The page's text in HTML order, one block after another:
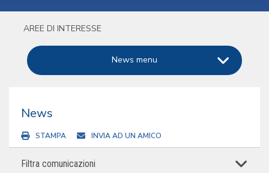
AREE DI INTERESSE
News menu
News
STAMPA INVIA AD UN AMICO
Filtra comunicazioni